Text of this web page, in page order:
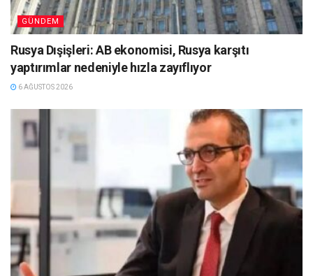
GÜNDEM
Rusya Dışişleri: AB ekonomisi, Rusya karşıtı
yaptırımlar nedeniyle hızla zayıflıyor
6 AĞUSTOS 2026